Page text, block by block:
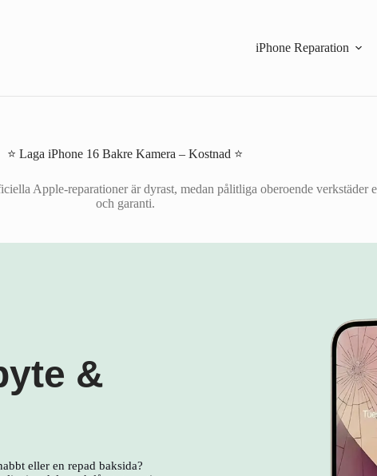
iPhone Reparation
⭐ Laga iPhone 16 Bakre Kamera – Kostnad ⭐
Apple-reparationer är dyrast, medan pålitliga oberoende
och garanti.
&
eller en repad baksida?